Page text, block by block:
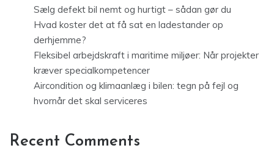
Sælg defekt bil nemt og hurtigt – sådan gør du
Hvad koster det at få sat en ladestander op
derhjemme?
Fleksibel arbejdskraft i maritime miljøer: Når projekter
kræver specialkompetencer
Aircondition og klimaanlæg i bilen: tegn på fejl og
hvornår det skal serviceres
Recent Comments